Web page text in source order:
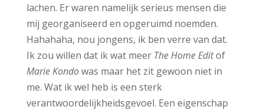
lachen. Er waren namelijk serieus mensen die
mij georganiseerd en opgeruimd noemden.
Hahahaha, nou jongens, ik ben verre van dat.
Ik zou willen dat ik wat meer The Home Editof
Marie Kondowas maar het zit gewoon niet in
me. Wat ik wel heb is een sterk
verantwoordelijkheidsgevoel. Een eigenschap